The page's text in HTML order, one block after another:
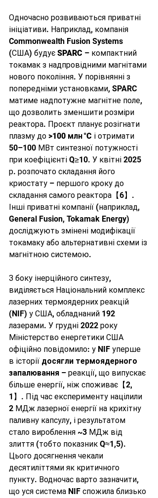
Одночасно розвиваються приватні
ініціативи. Наприклад, компанія
Commonwealth Fusion Systems
(США) будує SPARC – компактний
токамак з надпровідними магнітами
нового покоління. У порівнянні з
попередніми установками, SPARC
матиме надпотужне магнітне поле,
що дозволить зменшити розміри
реактора. Проєкт планує розігнати
плазму до >100 млн °C і отримати
50–100 МВт синтезної потужності
при коефіцієнті Q≥10. У квітні 2025
р. розпочато складання його
криостату – першого кроку до
складання самого реактора【6】.
Інші приватні компанії (наприклад,
General Fusion, Tokamak Energy)
досліджують змінені модифікації
токамаку або альтернативні схеми із
магнітною системою.
З боку інерційного синтезу,
виділяється Національний комплекс
лазерних термоядерних реакцій
(NIF) у США, обладнаний 192
лазерами. У грудні 2022 року
Міністерство енергетики США
офіційно повідомило: у NIF уперше
в історії досягли термоядерного
запалювання – реакції, що випускає
більше енергії, ніж споживає【2,
1】. Під час експерименту націлили
2 МДж лазерної енергії на крихітну
паливну капсулу, і результатом
стало вироблення ~3 МДж від
злиття (тобто показник Q≈1,5).
Цього досягнення чекали
десятиліттями як критичного
пункту. Водночас варто зазначити,
що уся система NIF спожила близько